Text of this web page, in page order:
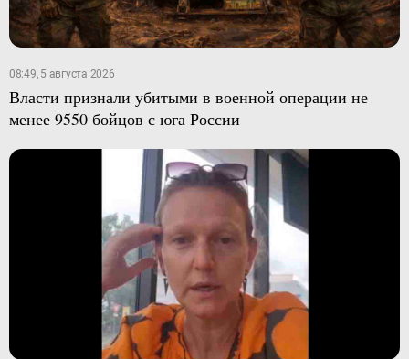
08:49, 5 августа 2026
Власти признали убитыми в военной операции не
менее 9550 бойцов с юга России